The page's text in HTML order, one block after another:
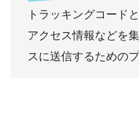
トラッキングコード
アクセス情報などを
スに送信するための